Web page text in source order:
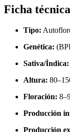
Ficha
Tipo:
Genética:
Sativa/Índica:
Altura:
Floración:
Producción
Producción